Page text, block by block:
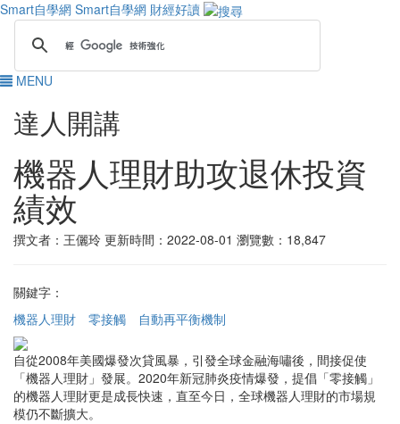
Smart自學網 Smart自學網 財經好讀
MENU
達人開講
機器人理財助攻退休投資
績效
撰文者：王儷玲 更新時間：2022-08-01 瀏覽數：18,847
關鍵字：
機器人理財
零接觸 自動再平衡機制
自從2008年美國爆發次貸風暴，引發全球金融海嘯後，間接促使
「機器人理財」發展。2020年新冠肺炎疫情爆發，提倡「零接觸」
的機器人理財更是成長快速，直至今日，全球機器人理財的市場規
模仍不斷擴大。